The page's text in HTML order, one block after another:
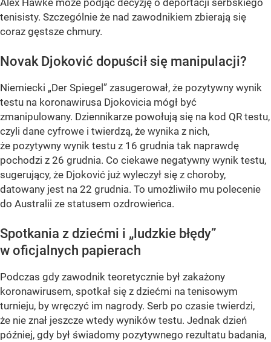
Alex Hawke może podjąć decyzję o deportacji serbskiego
tenisisty. Szczególnie że nad zawodnikiem zbierają się
coraz gęstsze chmury.
Novak Djoković dopuścił się manipulacji?
Niemiecki „Der Spiegel” zasugerował, że pozytywny wynik
testu na koronawirusa Djokovicia mógł być
zmanipulowany. Dziennikarze powołują się na kod QR testu,
czyli dane cyfrowe i twierdzą, że wynika z nich,
że pozytywny wynik testu z 16 grudnia tak naprawdę
pochodzi z 26 grudnia. Co ciekawe negatywny wynik testu,
sugerujący, że Djoković już wyleczył się z choroby,
datowany jest na 22 grudnia. To umożliwiło mu polecenie
do Australii ze statusem ozdrowieńca.
Spotkania z dziećmi i „ludzkie błędy”
w oficjalnych papierach
Podczas gdy zawodnik teoretycznie był zakażony
koronawirusem, spotkał się z dziećmi na tenisowym
turnieju, by wręczyć im nagrody. Serb po czasie twierdzi,
że nie znał jeszcze wtedy wyników testu. Jednak dzień
później, gdy był świadomy pozytywnego rezultatu badania,